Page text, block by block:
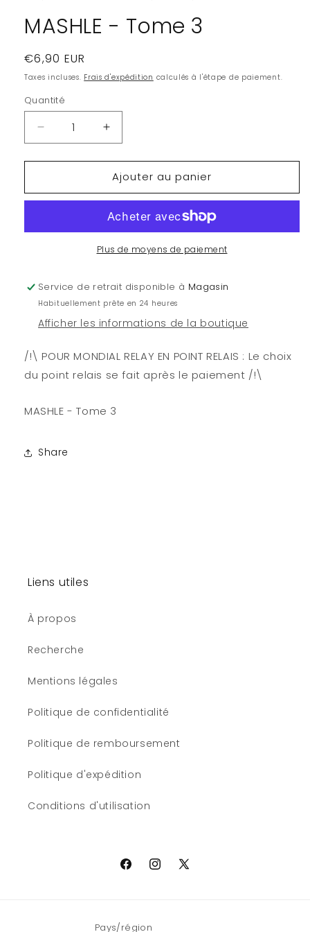
MASHLE - Tome 3
Prix
habituel
€6,90 EUR
Taxes incluses. Frais d'expédition calculés à l'étape de paiement.
Quantité
Quantité
Réduire
la
quantité
MASHLE
3
Augmenter
la
quantité
de
MASHLE
Tome
3
Ajouter au panier
Plus de moyens de paiement
Service de retrait disponible à Magasin
Habituellement prête en 24 heures
Afficher les informations de la boutique
/!\ POUR MONDIAL RELAY EN POINT RELAIS : Le choix
du point relais se fait après le paiement /!\
MASHLE - Tome 3
Share
Liens utiles
À propos
Recherche
Mentions légales
Politique de confidentialité
Politique de remboursement
Politique d'expédition
Conditions d'utilisation
FacebookInstagram
X
Pays/région